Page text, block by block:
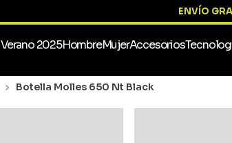
ENVÍO
Verano 2025HombreMujerAccesorios
Botella Molles 650 Nt Black